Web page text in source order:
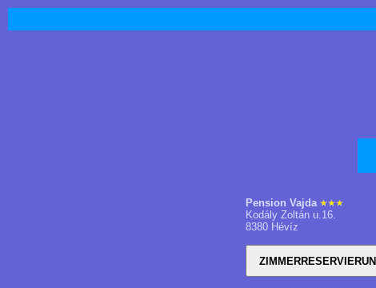
Pension Vajda
Kodály Zoltán u.16.
8380 Hévíz